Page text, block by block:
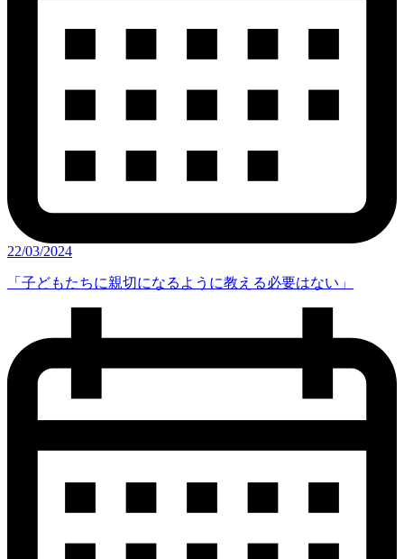
22/03/2024
「子どもたちに親切になるように教える必要はない」